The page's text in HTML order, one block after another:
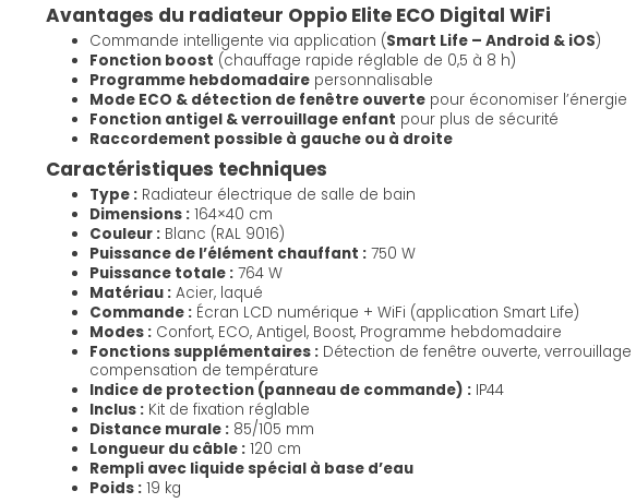
Avantages du radiateur Oppio Elite ECO Digital WiFi
Commande intelligente via application (Smart Life – Android & iOS)
Fonction boost (chauffage rapide réglable de 0,5 à 8 h)
Programme hebdomadaire personnalisable
Mode ECO & détection de fenêtre ouverte pour économiser l’énergie
Fonction antigel & verrouillage enfant pour plus de sécurité
Raccordement possible à gauche ou à droite
Caractéristiques techniques
Type : Radiateur électrique de salle de bain
Dimensions : 164×40 cm
Couleur : Blanc (RAL 9016)
Puissance de l’élément chauffant : 750 W
Puissance totale : 764 W
Matériau : Acier, laqué
Commande : Écran LCD numérique + WiFi (application Smart Life)
Modes : Confort, ECO, Antigel, Boost, Programme hebdomadaire
Fonctions supplémentaires : Détection de fenêtre ouverte, verrouillage
compensation de température
Indice de protection (panneau de commande) : IP44
Inclus : Kit de fixation réglable
Distance murale : 85/105 mm
Longueur du câble : 120 cm
Rempli avec liquide spécial à base d’eau
Poids : 19 kg